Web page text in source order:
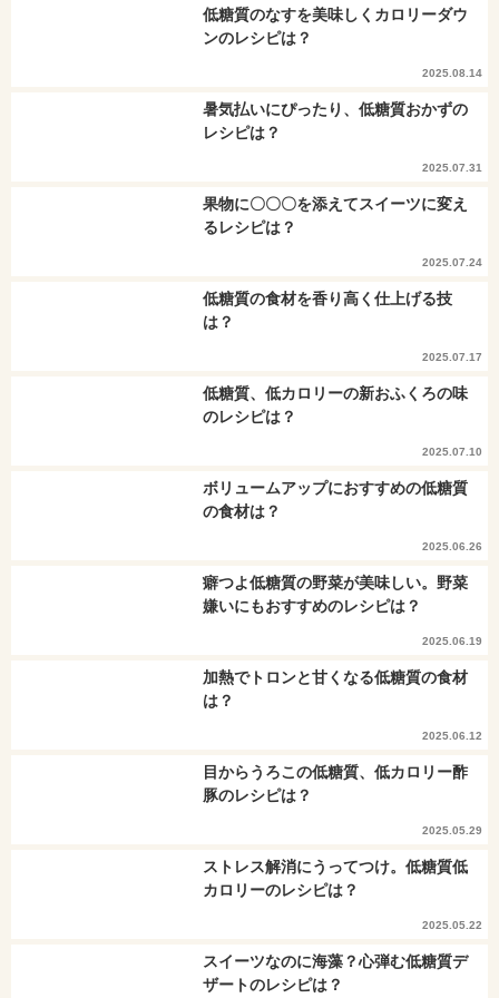
低糖質のなすを美味しくカロリーダウ
ンのレシピは？
2025.08.14
暑気払いにぴったり、低糖質おかずの
レシピは？
2025.07.31
果物に〇〇〇を添えてスイーツに変え
るレシピは？
2025.07.24
低糖質の食材を香り高く仕上げる技
は？
2025.07.17
低糖質、低カロリーの新おふくろの味
のレシピは？
2025.07.10
ボリュームアップにおすすめの低糖質
の食材は？
2025.06.26
癖つよ低糖質の野菜が美味しい。野菜
嫌いにもおすすめのレシピは？
2025.06.19
加熱でトロンと甘くなる低糖質の食材
は？
2025.06.12
目からうろこの低糖質、低カロリー酢
豚のレシピは？
2025.05.29
ストレス解消にうってつけ。低糖質低
カロリーのレシピは？
2025.05.22
スイーツなのに海藻？心弾む低糖質デ
ザートのレシピは？